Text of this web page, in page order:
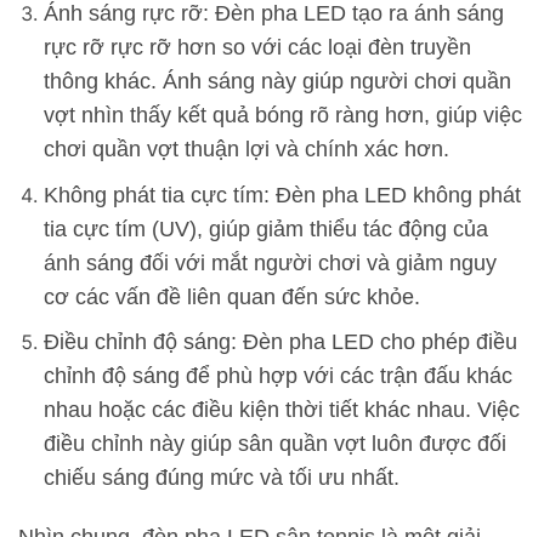
Ánh sáng rực rỡ: Đèn pha LED tạo ra ánh sáng
rực rỡ rực rỡ hơn so với các loại đèn truyền
thông khác. Ánh sáng này giúp người chơi quần
vợt nhìn thấy kết quả bóng rõ ràng hơn, giúp việc
chơi quần vợt thuận lợi và chính xác hơn.
Không phát tia cực tím: Đèn pha LED không phát
tia cực tím (UV), giúp giảm thiểu tác động của
ánh sáng đối với mắt người chơi và giảm nguy
cơ các vấn đề liên quan đến sức khỏe.
Điều chỉnh độ sáng: Đèn pha LED cho phép điều
chỉnh độ sáng để phù hợp với các trận đấu khác
nhau hoặc các điều kiện thời tiết khác nhau. Việc
điều chỉnh này giúp sân quần vợt luôn được đối
chiếu sáng đúng mức và tối ưu nhất.